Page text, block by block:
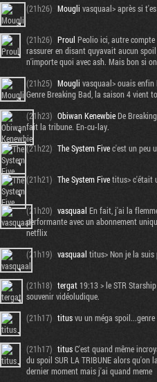
(21h26) Mougli vasquaal> après si
(21h26) Proul Peolio ici, autre
rassurer en disant quyavait aucun
n'importe quoi avec ash. Mais bon si
(21h25) Mougli vasquaal> ouais
Genre Breaking Bad, la saison 4 vient
(21h23) Obiwan KenewbieDe
fait la tribune. En-cu-lay.
(21h22) The System Fivec'est un peu
(21h21) The System Fivetitus> c'était
(21h20) vasquaal En fait, j'ai la
performante avec un abonnement
netflix
(21h19) vasquaal titus> Non je la suis
(21h18) tergat 19:13 > le STR
souvenir vidéoludique.
(21h17) titusvu un méga
(21h17) titusC'est quand même
du spoil SUR LA TRIBUNE alors
dernier moment mais j'ai quand meme